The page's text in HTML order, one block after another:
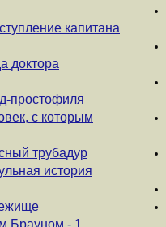
капитана
доктора
простофиля
с которым
трубадур
история
Брауном - 1.